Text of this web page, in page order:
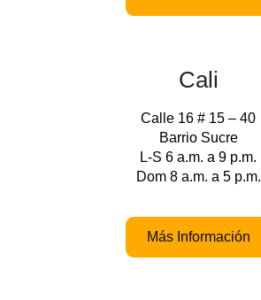
Cali
Calle 16 # 15 – 40
Barrio Sucre
L-S 6 a.m. a 9 p.m.
Dom 8 a.m. a 5 p.m.
Más Información